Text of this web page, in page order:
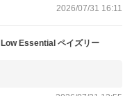
2026/07/31 16:11
Essential ペイズリー